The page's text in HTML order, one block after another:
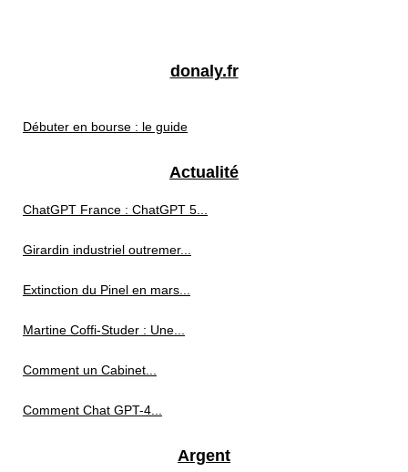
donaly.fr
Débuter en bourse : le guide
Actualité
ChatGPT France : ChatGPT 5...
Girardin industriel outremer...
Extinction du Pinel en mars...
Martine Coffi-Studer : Une...
Comment un Cabinet...
Comment Chat GPT-4...
Argent